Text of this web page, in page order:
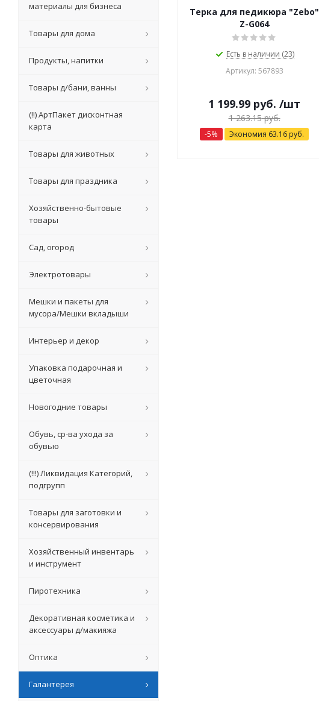
Терка для педикюра "Zebo"
Z-G064
Есть в наличии (23)
Артикул: 567893
1 199.99 руб. /шт
1 263.15руб.
-5% Экономия 63.16 руб.
материалы для бизнеса
Товары для дома
Продукты, напитки
Товары д/бани, ванны
(!!) АртПакет дисконтная
карта
Товары для животных
Товары для праздника
Хозяйственно-бытовые
товары
Сад, огород
Электротовары
Мешки и пакеты для
мусора/Мешки вкладыши
Интерьер и декор
Упаковка подарочная и
цветочная
Новогодние товары
Обувь, ср-ва ухода за
обувью
(!!!) Ликвидация Категорий,
подгрупп
Товары для заготовки и
консервирования
Хозяйственный инвентарь
и инструмент
Пиротехника
Декоративная косметика и
аксессуары д/макияжа
Оптика
Галантерея